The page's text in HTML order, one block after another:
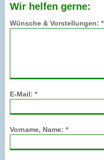
Wir helfen gerne:
Wünsche & Vorstellungen: *
E-Mail: *
Vorname, Name: *